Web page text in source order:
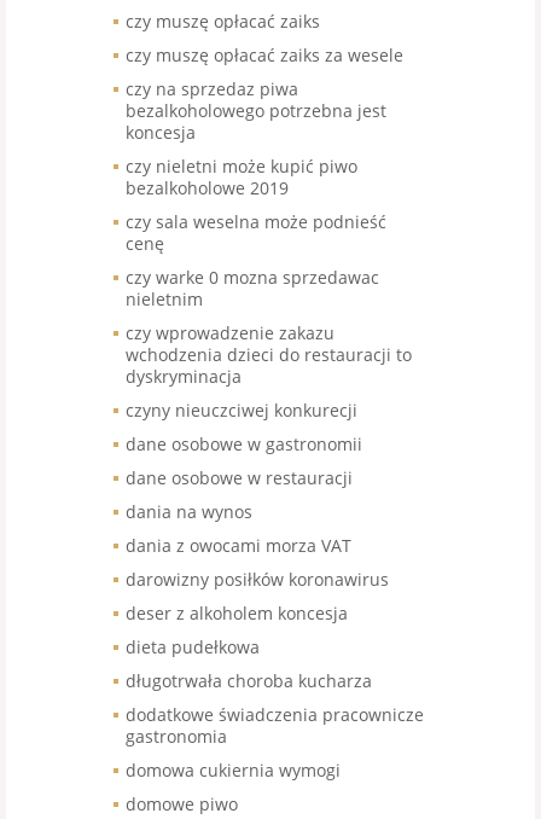
czy muszę opłacać zaiks
czy muszę opłacać zaiks za wesele
czy na sprzedaz piwa
bezalkoholowego potrzebna jest
koncesja
czy nieletni może kupić piwo
bezalkoholowe 2019
czy sala weselna może podnieść
cenę
czy warke 0 mozna sprzedawac
nieletnim
czy wprowadzenie zakazu
wchodzenia dzieci do restauracji to
dyskryminacja
czyny nieuczciwej konkurecji
dane osobowe w gastronomii
dane osobowe w restauracji
dania na wynos
dania z owocami morza VAT
darowizny posiłków koronawirus
deser z alkoholem koncesja
dieta pudełkowa
długotrwała choroba kucharza
dodatkowe świadczenia pracownicze
gastronomia
domowa cukiernia wymogi
domowe piwo